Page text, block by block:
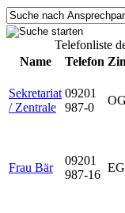
Telefonliste
Name
Telefon
Sekretariat
/ Zentrale
09201
987-0
Frau Bär
09201
987-16